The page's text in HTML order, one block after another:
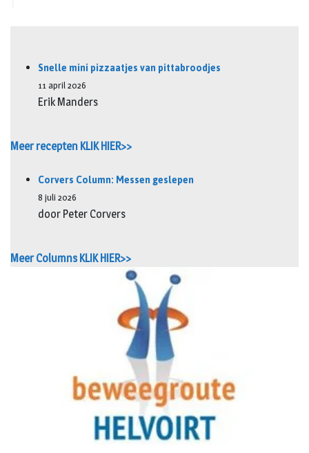
Snelle mini pizzaatjes van pittabroodjes
11 april 2026
Erik Manders
Meer recepten KLIK HIER>>
Corvers Column: Messen geslepen
8 juli 2026
door Peter Corvers
Meer Columns KLIK HIER>>